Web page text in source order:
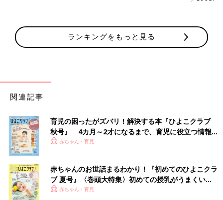
ランキングをもっと見る
関連記事
育児の困ったがズバリ！解決する本『ひよこクラブ
秋号』 4カ月～2才になるまで、育児に役立つ情報が
いっぱい！
赤ちゃん・育児
赤ちゃんのお世話まるわかり！『初めてのひよこクラ
ブ 夏号』〈巻頭大特集〉初めての授乳がうまくい
く！ おっぱい・ミルクの基本と夏のトラブル 解決テ
赤ちゃん・育児